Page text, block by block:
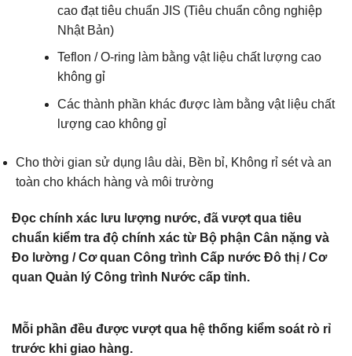
cao đạt tiêu chuẩn JIS (Tiêu chuẩn công nghiệp
Nhật Bản)
Teflon / O-ring làm bằng vật liệu chất lượng cao
không gỉ
Các thành phần khác được làm bằng vật liệu chất
lượng cao không gỉ
Cho thời gian sử dụng lâu dài, Bền bỉ, Không rỉ sét và an
toàn cho khách hàng và môi trường
Đọc chính xác lưu lượng nước, đã vượt qua tiêu
chuẩn kiểm tra độ chính xác từ Bộ phận Cân nặng và
Đo lường / Cơ quan Công trình Cấp nước Đô thị / Cơ
quan Quản lý Công trình Nước cấp tỉnh.
Mỗi phần đều được vượt qua hệ thống kiểm soát rò rỉ
trước khi giao hàng.